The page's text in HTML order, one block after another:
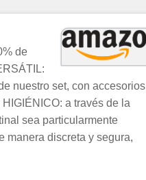
de
nuestro set, con accesorios
a través de la
sea particularmente
manera discreta y segura,